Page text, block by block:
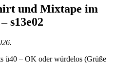
und Mixtape im
s13e02
ü40 – OK oder würdelos (Grüße